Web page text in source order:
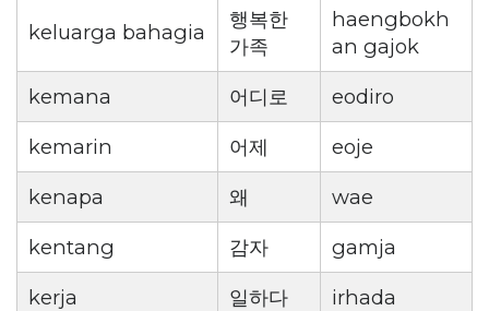
keluarga bahagia
행복한
가족
haengbokh
an gajok
kemana
어디로
eodiro
kemarin
어제
eoje
kenapa
왜
wae
kentang
감자
gamja
kerja
일하다
irhada